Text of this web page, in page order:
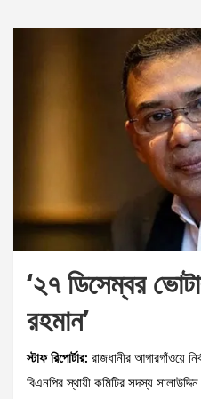
‘২৭ ডিসেম্বর
রহমান’
স্টাফ রিপোর্টার: রাজধানীর আগারগাঁওয়ে
বিএনপির স্থায়ী কমিটির সদস্য